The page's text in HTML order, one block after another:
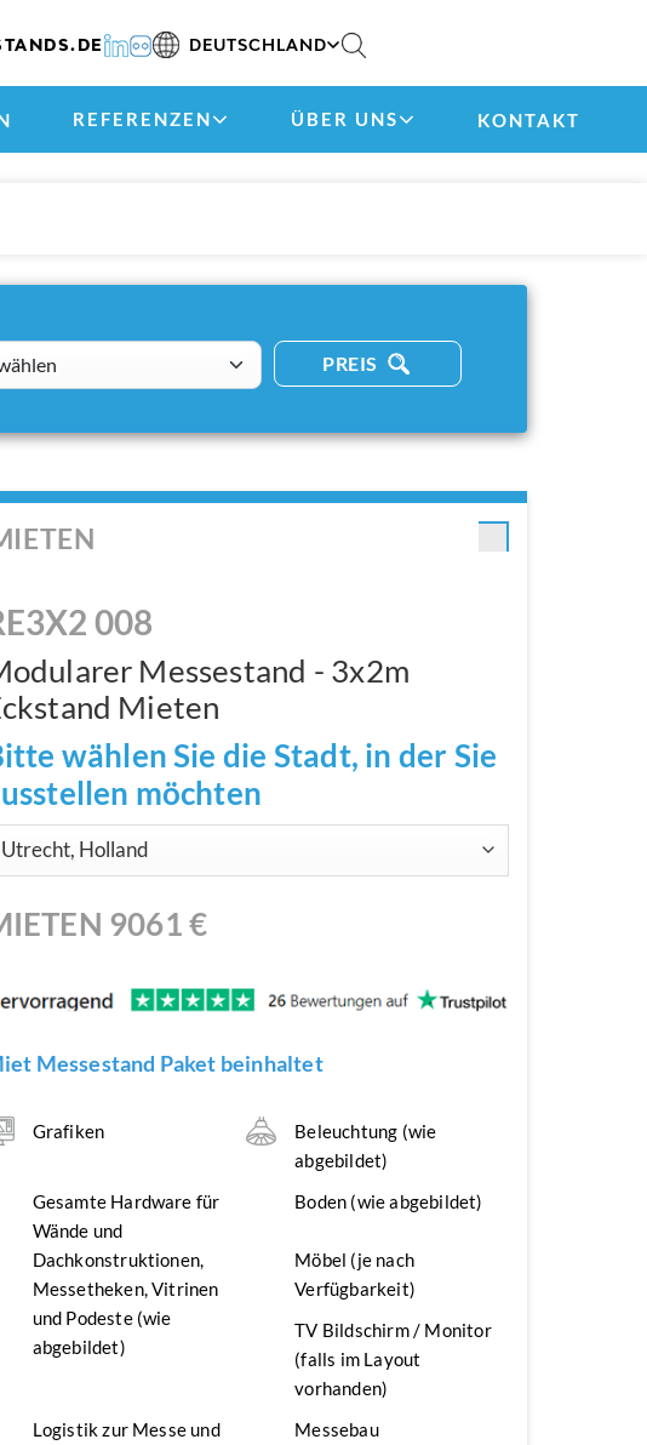
DEUTSCHLAND
REFERENZEN ÜBER UNS KONTAKT
PREIS
008
Messestand - 3x2m
Mieten
wählen Sie die Stadt, in der Sie
möchten
9061€
Messestand Paket beinhaltet
Grafiken
Beleuchtung (wie
abgebildet)
Gesamte Hardware für
Wände und
Dachkonstruktionen,
Messetheken, Vitrinen
und Podeste (wie
abgebildet)
Boden (wie abgebildet)
Möbel (je nach
Verfügbarkeit)
TV Bildschirm / Monitor
(falls im Layout
vorhanden)
Logistik zur Messe und
Messebau